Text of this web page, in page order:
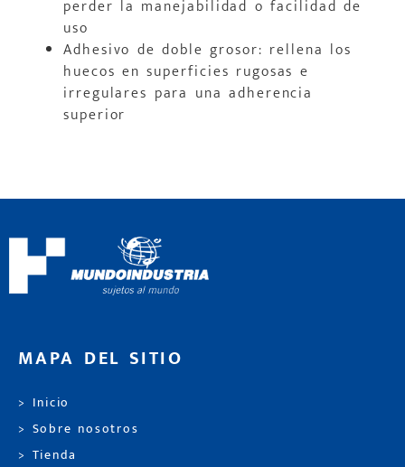
perder la manejabilidad o facilidad de
uso
Adhesivo de doble grosor: rellena los
huecos en superficies rugosas e
irregulares para una adherencia
superior
MAPA DEL SITIO
> Inicio
> Sobre nosotros
> Tienda